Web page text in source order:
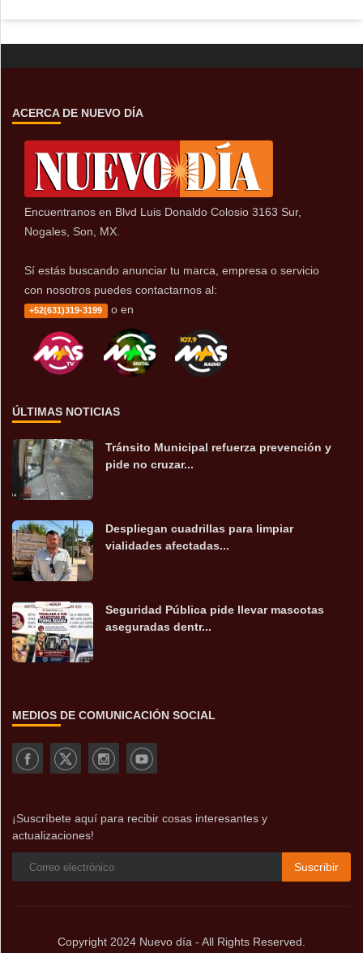
ACERCA DE NUEVO DÍA
Encuentranos en Blvd Luis Donaldo Colosio 3163 Sur,
Nogales, Son, MX.
Sí estás buscando anunciar tu marca, empresa o servicio
con nosotros puedes contactarnos al:
+52(631)319-3199 o en
ÚLTIMAS NOTICIAS
Tránsito Municipal refuerza prevención y
pide no cruzar...
Despliegan cuadrillas para limpiar
vialidades afectadas...
Seguridad Pública pide llevar mascotas
aseguradas dentr...
MEDIOS DE COMUNICACIÓN SOCIAL
¡Suscríbete aquí para recibir cosas interesantes y
actualizaciones!
Suscribir
Copyright 2024 Nuevo día - All Rights Reserved.